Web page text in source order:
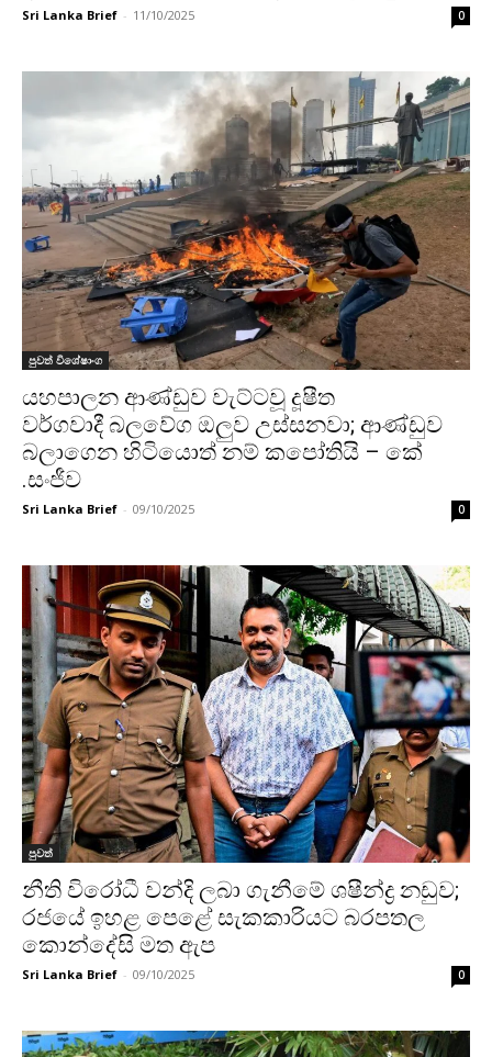
Sri Lanka Brief - 11/10/2025 0
පුවත් විශේෂාංග
යහපාලන ආණ්ඩුව වැට්ටවූ දූෂීත
වර්ගවාදී බලවේග ඔලුව උස්සනවා; ආණ්ඩුව
බලාගෙන හිටියොත් නම් කපෝතියි – කේ
.සංජීව
Sri Lanka Brief - 09/10/2025 0
පුවත්
නීති විරෝධී වන්දි ලබා ගැනීමේ ශෂීන්ද්‍ර නඩුව;
රජයේ ඉහළ පෙළේ සැකකාරියට බරපතල
කොන්දේසි මත ඇප
Sri Lanka Brief - 09/10/2025 0